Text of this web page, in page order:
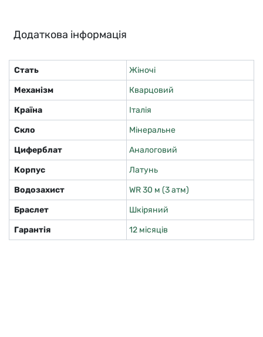
Додаткова інформація
Стать
Жіночі
Механізм
Кварцовий
Країна
Італія
Скло
Мінеральне
Циферблат
Аналоговий
Корпус
Латунь
Водозахист
WR 30 м (3 атм)
Браслет
Шкіряний
Гарантія
12 місяців